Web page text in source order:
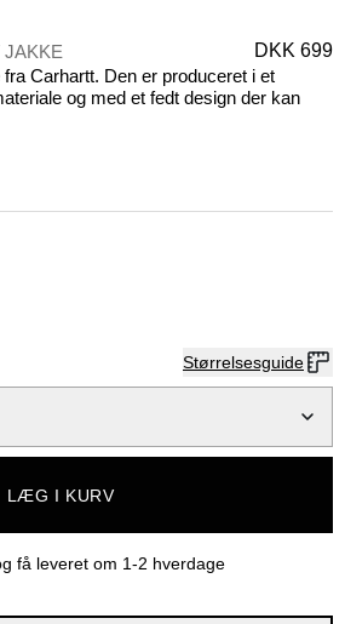
JAKKE
DKK 699
Carhartt. Den er produceret i et
og med et fedt design der kan
Størrelsesguide
LÆG I KURV
få leveret om 1-2 hverdage